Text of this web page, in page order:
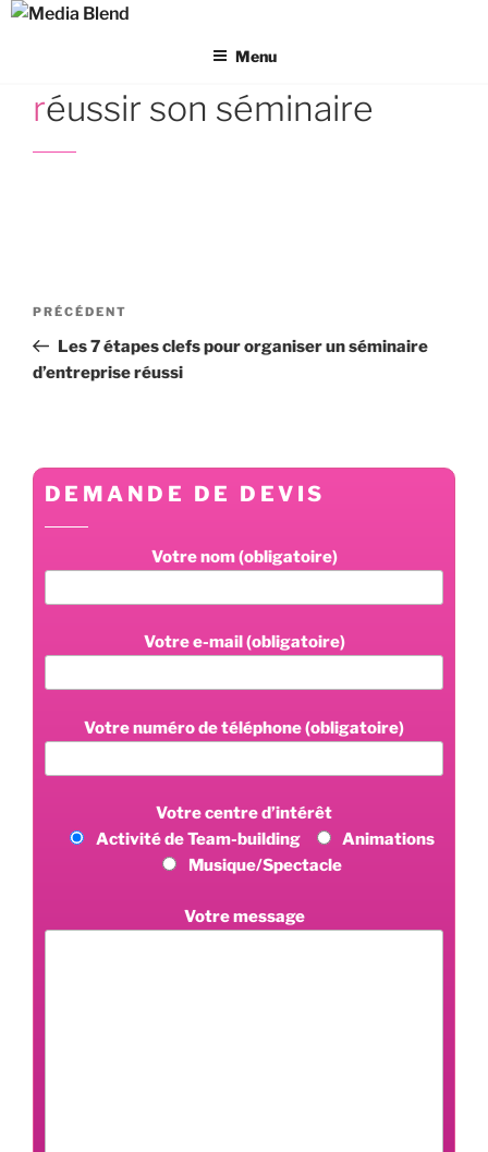
Aller
principal
Menu
réussir son séminaire
Navigation
l’article
Article
précédent
PRÉCÉDENT
Les 7 étapes clefs pour organiser un séminaire
d’entreprise réussi
DEMANDE DE DEVIS
Votre nom (obligatoire)
Votre e-mail (obligatoire)
Votre numéro de téléphone (obligatoire)
Votre centre d’intérêt
Activité de Team-building
Animations
Musique/Spectacle
Votre message